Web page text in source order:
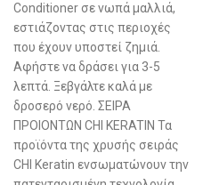
Conditioner σε νωπά μαλλιά,
εστιάζοντας στις περιοχές
που έχουν υποστεί ζημιά.
Αφήστε να δράσει για 3-5
λεπτά. Ξεβγάλτε καλά με
δροσερό νερό. ΣΕΙΡΑ
ΠΡΟΙΟΝΤΩΝ CHI KERATIN Τα
προϊόντα της χρυσής σειράς
CHI Keratin ενσωματώνουν την